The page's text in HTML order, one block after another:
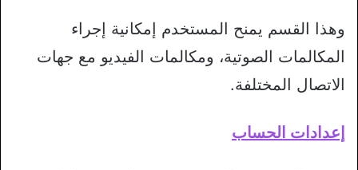
وهذا القسم يمنح المستخدم إمكانية إجراء
المكالمات الصوتية، ومكالمات الفيديو مع جهات
الاتصال المختلفة.
إعدادات الحساب